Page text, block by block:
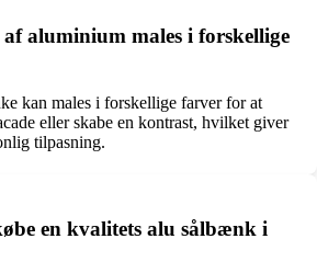
aluminium males i forskellige
kan males i forskellige farver for at
eller skabe en kontrast, hvilket giver
tilpasning.
en kvalitets alu sålbænk i